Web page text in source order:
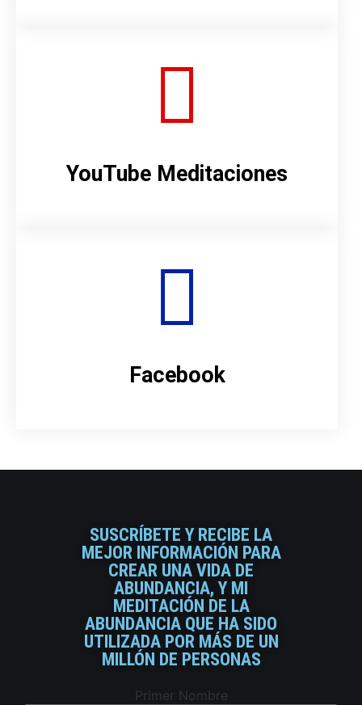
YouTube Meditaciones
Facebook
SUSCRÍBETE Y RECIBE LA
MEJOR INFORMACIÓN PARA
CREAR UNA VIDA DE
ABUNDANCIA, Y MI
MEDITACIÓN DE LA
ABUNDANCIA QUE HA SIDO
UTILIZADA POR MÁS DE UN
MILLÓN DE PERSONAS
Primer Nombre